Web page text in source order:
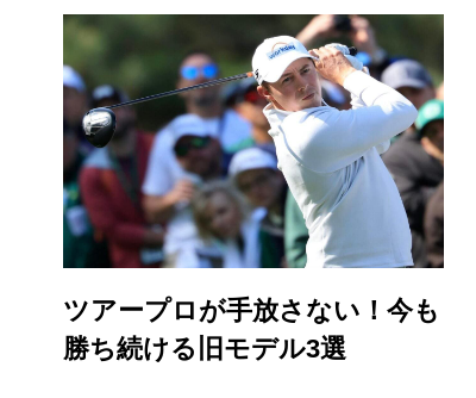
ツアープロが手放さない！今も
勝ち続ける旧モデル3選